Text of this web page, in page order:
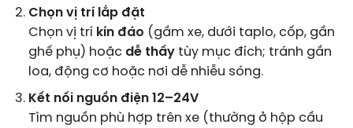
Chọn vị trí lắp đặt
Chọn vị trí kín đáo (gầm xe, dưới taplo, cốp, gần
ghế phụ) hoặc dễ thấytùy mục đích; tránh gần
loa, động cơ hoặc nơi dễ nhiễu sóng.
Kết nối nguồn điện 12–24V
Tìm nguồn phù hợp trên xe (thường ở hộp cầu